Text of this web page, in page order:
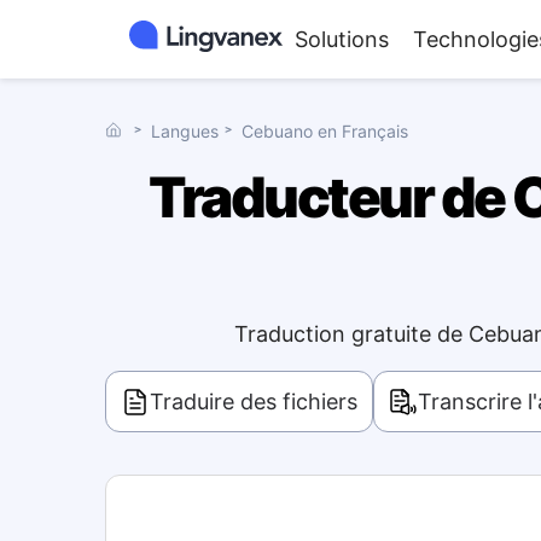
Solutions
˃ Langues ˃ Cebuano en Français
Traducteur de
Traduction gratuite de
Traduire des fichiers Transcrire